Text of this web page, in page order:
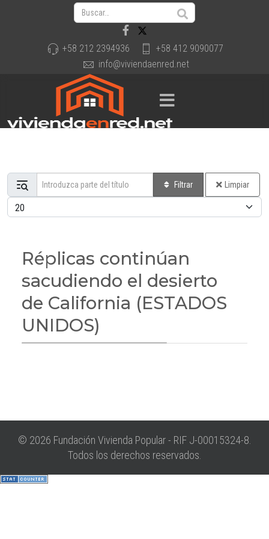
+58 212 2394936
+58 412 9090077
info@viviendaenred.net
Introduzca parte del título Filtrar Limpiar
Cantidad a mostrar
Réplicas continúan
sacudiendo el desierto
de California (ESTADOS
UNIDOS)
© 2026 Fundación Vivienda Popular - RIF J-00015324-8.
Todos los derechos reservados.